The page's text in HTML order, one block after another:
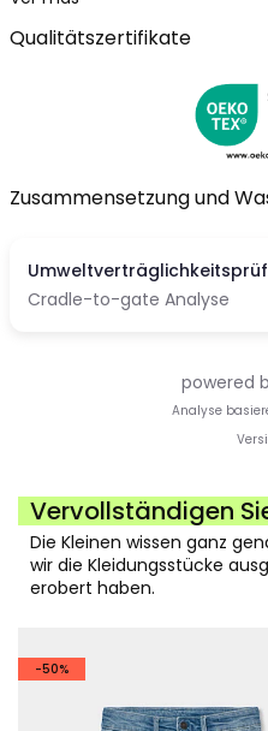
Note verleihen.
für warmes Wetter. Erhältlich
Jahren, ist es ein vielseitiges
lässigen und entspannten Stil.
Qualitätszertifikate
Zusammensetzung und
Vervollständigen
Die Kleinen wissen ganz
wir die Kleidungsstücke
erobert haben.
-50%